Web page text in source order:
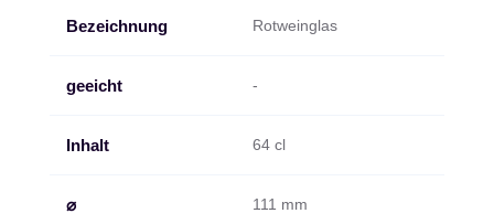
Bezeichnung Rotweinglas
geeicht -
Inhalt 64 cl
⌀ 111 mm